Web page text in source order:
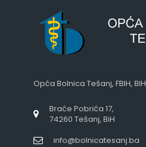
Opća Bolnica Tešanj, FBIH, BIH
Braće Pobrića 17,
74260 Tešanj, BiH
info@bolnicatesanj.ba